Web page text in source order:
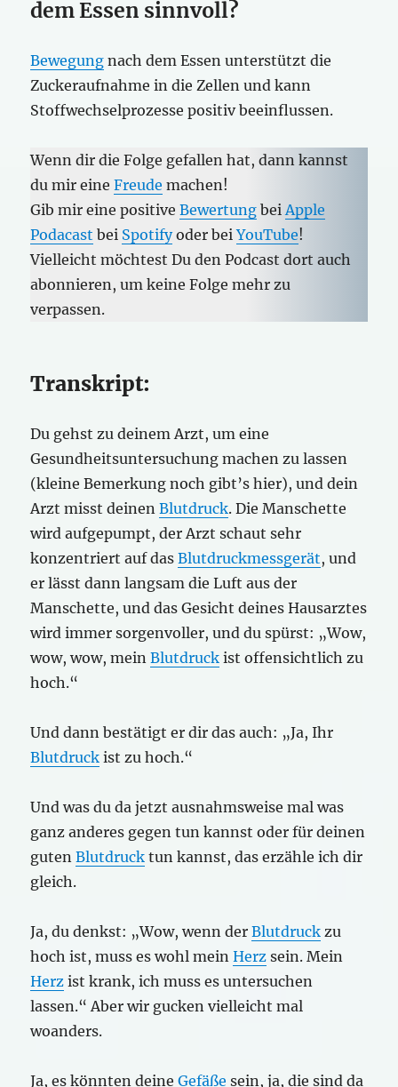
dem Essen sinnvoll?
Bewegung nach dem Essen unterstützt die
Zuckeraufnahme in die Zellen und kann
Stoffwechselprozesse positiv beeinflussen.
Wenn dir die Folge gefallen hat, dann kannst
du mir eineFreude machen!
Gib mir eine positiveBewertung beiApple
Podacast bei Spotifyoder beiYouTube!
Vielleicht möchtest Du den Podcast dort auch
abonnieren, um keine Folge mehr zu
verpassen.
Transkript:
Du gehst zu deinem Arzt, um eine
Gesundheitsuntersuchung machen zu lassen
(kleine Bemerkung noch gibt’s hier), und dein
Arzt misst deinenBlutdruck. Die Manschette
wird aufgepumpt, der Arzt schaut sehr
konzentriert auf dasBlutdruckmessgerät, und
er lässt dann langsam die Luft aus der
Manschette, und das Gesicht deines Hausarztes
wird immer sorgenvoller, und du spürst: „Wow,
wow, wow, meinBlutdruck ist offensichtlich zu
hoch.“
Und dann bestätigt er dir das auch: „Ja, Ihr
Blutdruck ist zu hoch.“
Und was du da jetzt ausnahmsweise mal was
ganz anderes gegen tun kannst oder für deinen
gutenBlutdruck tun kannst, das erzähle ich dir
gleich.
Ja, du denkst: „Wow, wenn derBlutdruck zu
hoch ist, muss es wohl meinHerz sein. Mein
Herz ist krank, ich muss es untersuchen
lassen.“ Aber wir gucken vielleicht mal
woanders.
Ja, es könnten deineGefäße sein, ja, die sind da